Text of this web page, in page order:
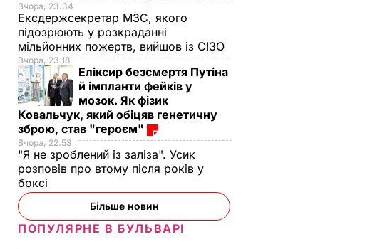
Вчора, 23.34
Ексдержсекретар МЗС, якого
підозрюють у розкраданні
мільйонних пожертв, вийшов із СІЗО
Вчора, 23.18
Еліксир безсмертя Путіна
й імпланти фейків у
мозок. Як фізик
Ковальчук, який обіцяв генетичну
зброю, став "героєм"
Вчора, 22.53
"Я не зроблений із заліза". Усик
розповів про втому після років у
боксі
Більше новин
ПОПУЛЯРНЕ В БУЛЬВАРІ